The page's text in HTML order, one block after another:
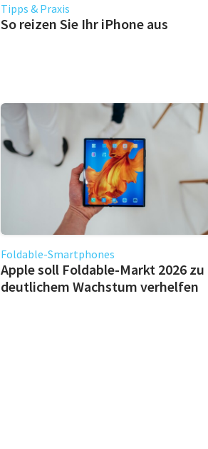
Tipps & Praxis
So reizen Sie Ihr iPhone aus
Foldable-Smartphones
Apple soll Foldable-Markt 2026 zu
deutlichem Wachstum verhelfen